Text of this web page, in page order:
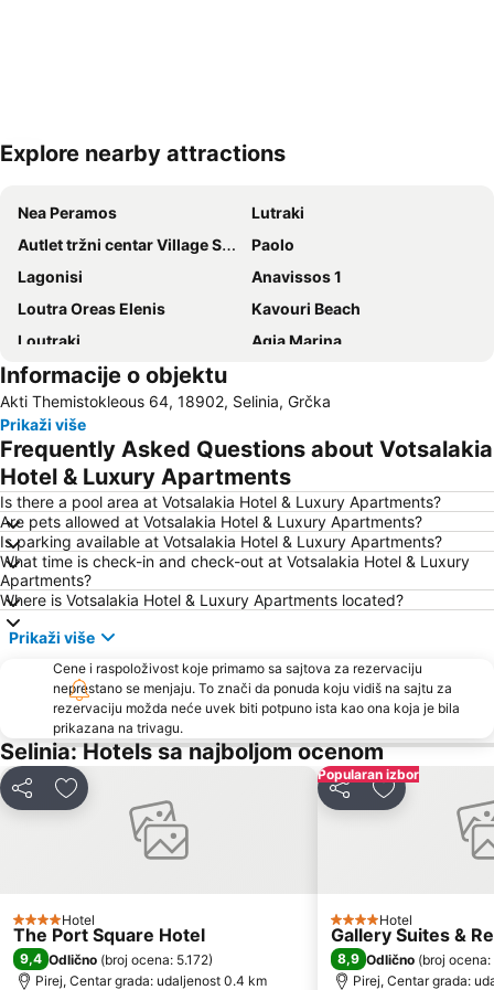
Explore nearby attractions
Nea Peramos
Lutraki
Autlet tržni centar Village Shopping & More
Paolo
Lagonisi
Anavissos 1
Loutra Oreas Elenis
Kavouri Beach
Loutraki
Agia Marina
Vouliagmeni Beach
Monastiraki
Metamorfosi
Trg Sintagma
Kolonaki
Athens Metro
Atinski aerodrom Elefterios Venizelos
Egaleo
Kallithea
Nea Makri
Flisvos Marina
Traditional Settlement of Plaka
Omonia
Dental expo
Aegina Port
Agia Paraskevi
Piraeus Center
Pandora
Pelion Music Village
Christmas at Syntagma Square
Neo Iraklio Attikis
Golden Hall
Kinetta
Informacije o objektu
Akti Themistokleous 64, 18902, Selinia, Grčka
Prikaži više
Frequently Asked Questions about Votsalakia
Hotel & Luxury Apartments
Is there a pool area at Votsalakia Hotel & Luxury Apartments?
Are pets allowed at Votsalakia Hotel & Luxury Apartments?
Is parking available at Votsalakia Hotel & Luxury Apartments?
What time is check-in and check-out at Votsalakia Hotel & Luxury
Apartments?
Where is Votsalakia Hotel & Luxury Apartments located?
Prikaži više
Cene i raspoloživost koje primamo sa sajtova za rezervaciju
neprestano se menjaju. To znači da ponuda koju vidiš na sajtu za
rezervaciju možda neće uvek biti potpuno ista kao ona koja je bila
prikazana na trivagu.
Selinia: Hotels sa najboljom ocenom
Deli Dodati u favorite
4 Zvezdice
Hotel
The Port Square Hotel
9,4 Odlično (broj ocena: 5.172)
Pirej, Centar grada: udaljenost 0.4 km
Popularan izbor
Deli Dodati u
4 Zvezdice
Hotel
Gallery Suites &
8,9 Odlično (broj
Pirej, Centar grada: